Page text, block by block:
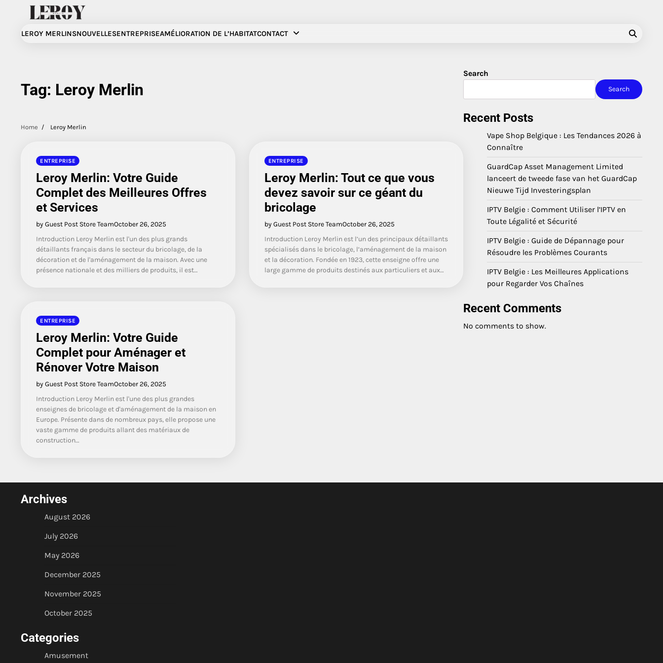
contentLEROY MERLINSNOUVELLESENTREPRISEAMÉLIORATION DE L’HABITATCONTACT
Tag: Leroy Merlin
Home Leroy Merlin
ENTREPRISE
Leroy Merlin: Votre Guide
Complet des Meilleures Offres
et Services
by Guest Post Store TeamOctober 26, 2025
Introduction Leroy Merlin est l'un des plus grands
détaillants français dans le secteur du bricolage, de la
décoration et de l'aménagement de la maison. Avec une
présence nationale et des milliers de produits, il est…
ENTREPRISE
Leroy Merlin: Tout ce que vous
devez savoir sur ce géant du
bricolage
by Guest Post Store TeamOctober 26, 2025
Introduction Leroy Merlin est l’un des principaux détaillants
spécialisés dans le bricolage, l’aménagement de la maison
et la décoration. Fondée en 1923, cette enseigne offre une
large gamme de produits destinés aux particuliers et aux…
ENTREPRISE
Leroy Merlin: Votre Guide
Complet pour Aménager et
Rénover Votre Maison
by Guest Post Store TeamOctober 26, 2025
Introduction Leroy Merlin est l'une des plus grandes
enseignes de bricolage et d'aménagement de la maison en
Europe. Présente dans de nombreux pays, elle propose une
vaste gamme de produits allant des matériaux de
construction…
Search
Search
Recent Posts
Vape Shop Belgique : Les Tendances 2026 à
Connaître
GuardCap Asset Management Limited
lanceert de tweede fase van het GuardCap
Nieuwe Tijd Investeringsplan
IPTV Belgie : Comment Utiliser l’IPTV en
Toute Légalité et Sécurité
IPTV Belgie : Guide de Dépannage pour
Résoudre les Problèmes Courants
IPTV Belgie : Les Meilleures Applications
pour Regarder Vos Chaînes
Recent Comments
No comments to show.
Archives
August 2026
July 2026
May 2026
December 2025
November 2025
October 2025
Categories
Amusement